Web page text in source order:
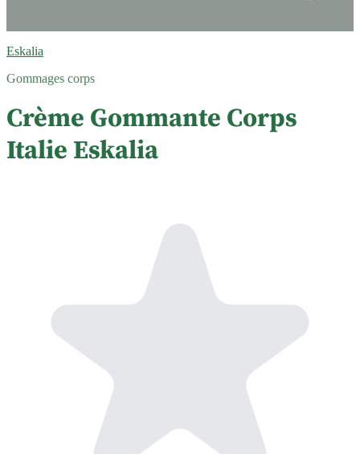
Eskalia
Gommages corps
Crème Gommante Corps
Italie Eskalia